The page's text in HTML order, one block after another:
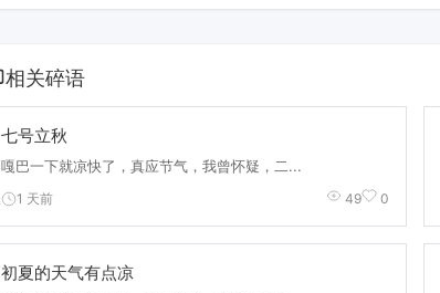
相关碎语
七号立秋
嘎巴一下就凉快了，真应节气，我曾怀疑，二...
1 天前 49 0
初夏的天气有点凉